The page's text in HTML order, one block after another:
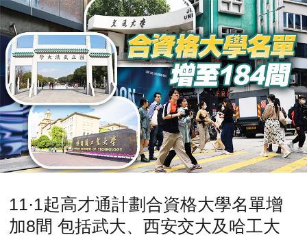
11·1起高才通計劃合資格大學名單增
加8間 包括武大、西安交大及哈工大